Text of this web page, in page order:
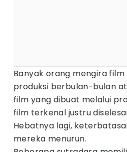
Banyak orang mengira
produksi berbulan-bulan
film yang dibuat melalui
film terkenal justru
Hebatnya lagi,
mereka menurun.